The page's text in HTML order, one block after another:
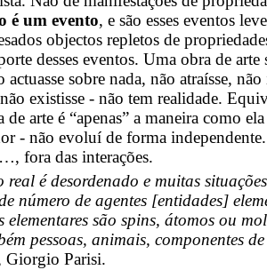
é um evento, e são esses eventos
objectos repletos de
desses eventos. Uma obra de
actuasse sobre nada, não atraísse,
existisse - não tem realidade.
de arte é “apenas” a maneira como
- não evoluí de forma
fora das interações.
real é desordenado e muitas
número de agentes [entidades]
elementares são spins, átomos ou
pessoas, animais, componentes
Giorgio Parisi.